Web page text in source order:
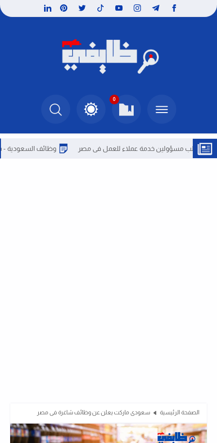
0
مسؤولين خدمة عملاء للعمل فى مصر وظائف السعودية - شركة ترف
الصفحة الرئيسية سعودى ماركت يعلن عن وظائف شاغرة فى مصر